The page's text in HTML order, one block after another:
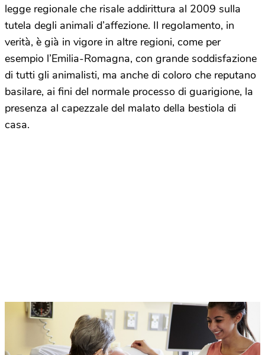
legge regionale che risale addirittura al 2009 sulla
tutela degli animali d’affezione. Il regolamento, in
verità, è già in vigore in altre regioni, come per
esempio l’Emilia-Romagna, con grande soddisfazione
di tutti gli animalisti, ma anche di coloro che reputano
basilare, ai fini del normale processo di guarigione, la
presenza al capezzale del malato della bestiola di
casa.